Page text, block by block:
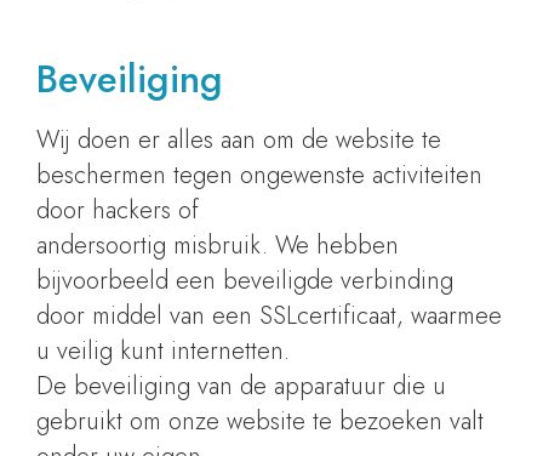
Beveiliging
Wij doen er alles aan om de website te
beschermen tegen ongewenste activiteiten
door hackers of
andersoortig misbruik. We hebben
bijvoorbeeld een beveiligde verbinding
door middel van een SSLcertificaat, waarmee
u veilig kunt internetten.
De beveiliging van de apparatuur die u
gebruikt om onze website te bezoeken valt